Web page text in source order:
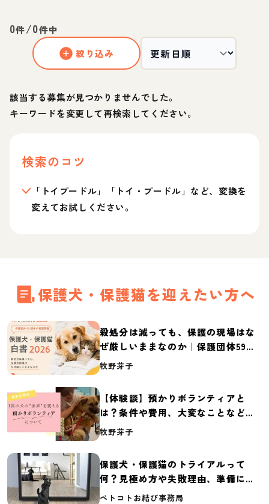
0件/0件中
絞り込み
該当する募集が見つかりませんでした。
キーワードを変更して再検索してください。
検索のコツ
「トイプードル」「トイ・プードル」など、変換を
変えてお試しください。
保護犬・保護猫を迎えたい方へ
殺処分は減っても、保護の現場はな
ぜ厳しいままなのか｜保護団体59団
体の実態調査【保護犬・保護猫白書
牧野芽子
【体験談】預かりボランティアと
は？条件や費用、大変なことなど紹
介
牧野芽子
保護犬・保護猫のトライアルって
何？見極め方や失敗理由、準備に必
要なものを紹介
ペトコトお結び事務局